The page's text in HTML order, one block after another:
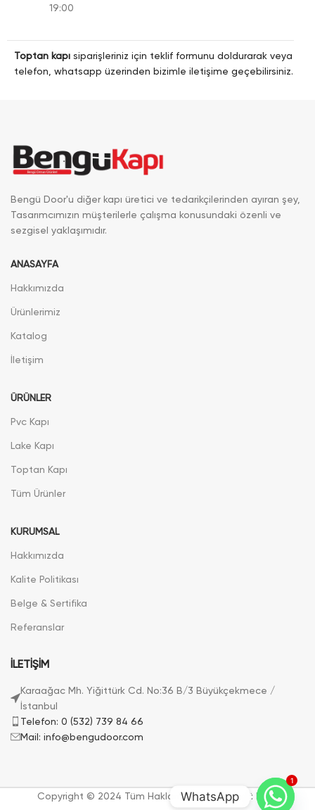
19:00
Toptan kapı siparişleriniz için teklif formunu doldurarak veya
telefon, whatsapp üzerinden bizimle iletişime geçebilirsiniz.
Bengü Door'u diğer kapı üretici ve tedarikçilerinden ayıran şey,
Tasarımcımızın müşterilerle çalışma konusundaki özenli ve
sezgisel yaklaşımıdır.
ANASAYFA
Hakkımızda
Ürünlerimiz
Katalog
İletişim
ÜRÜNLER
Pvc Kapı
Lake Kapı
Toptan Kapı
Tüm Ürünler
KURUMSAL
Hakkımızda
Kalite Politikası
Belge & Sertifika
Referanslar
İLETİŞİM
Karaağac Mh. Yiğittürk Cd. No:36 B/3 Büyükçekmece /
İstanbul
Telefon: 0 (532) 739 84 66
Mail: info@bengudoor.com
Copyright © 2024 Tüm Hakları Saklıdır. | Bengü Door
1
WhatsApp